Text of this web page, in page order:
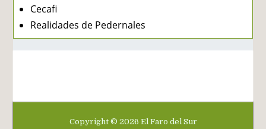
Cecafi
Realidades de Pedernales
Copyright © 2026 El Faro del Sur